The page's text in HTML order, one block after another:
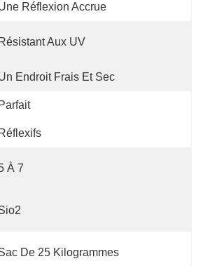
Réflexion Accrue
Résistant Aux UV
Endroit Frais Et Sec
Parfait
Réflexifs
À 7
De 25 Kilogrammes